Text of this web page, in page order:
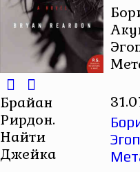
Брайан
Рирдон.
Найти
Джейка